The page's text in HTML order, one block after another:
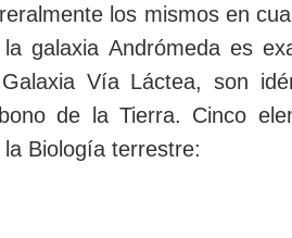
los mismos en
galaxia Andrómeda es
Vía Láctea, son
de la Tierra. Cinco
Biología terrestre: